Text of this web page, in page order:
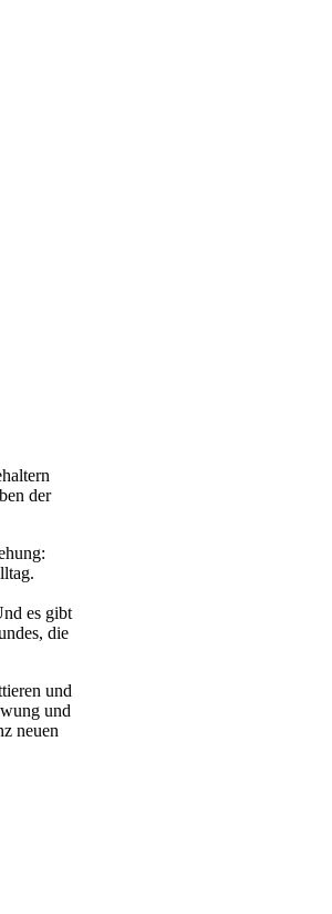
der
es gibt
die
und
und
neuen